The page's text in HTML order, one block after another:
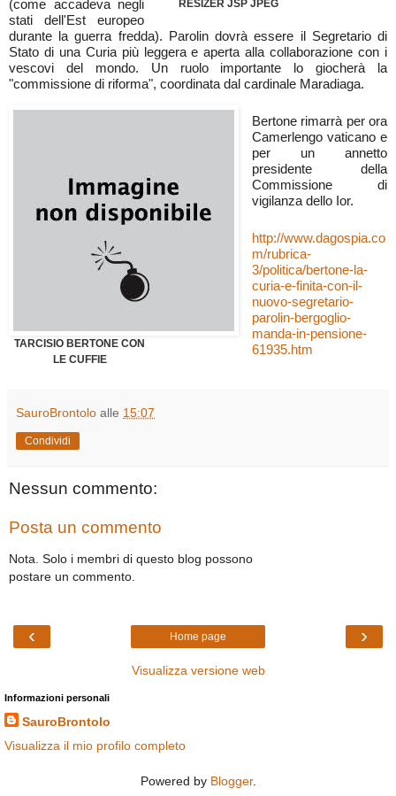
RESIZER JSP JPEG
(come accadeva negli
stati dell'Est europeo
durante la guerra fredda). Parolin dovrà essere il Segretario di
Stato di una Curia più leggera e aperta alla collaborazione con i
vescovi del mondo. Un ruolo importante lo giocherà la
"commissione di riforma", coordinata dal cardinale Maradiaga.
TARCISIO BERTONE CON
LE CUFFIE
Bertone rimarrà per ora
Camerlengo vaticano e
per un annetto
presidente della
Commissione di
vigilanza dello Ior.
http://www.dagospia.co
m/rubrica-
3/politica/bertone-la-
curia-e-finita-con-il-
nuovo-segretario-
parolin-bergoglio-
manda-in-pensione-
61935.htm
SauroBrontolo alle 15:07
Condividi
Nessun commento:
Posta un commento
Nota. Solo i membri di questo blog possono
postare un commento.
‹ ›
Home page
Visualizza versione web
Informazioni personali
SauroBrontolo
Visualizza il mio profilo completo
Powered by Blogger.